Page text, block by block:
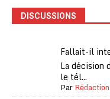
DISCUSSIONS
Fallait-il
La décision
le tél...
Par